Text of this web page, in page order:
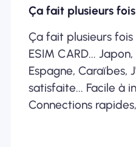
Ça fait plusieurs
ESIM CARD...
Espagne, Caraïbes,
satisfaite... Facile à
Connections